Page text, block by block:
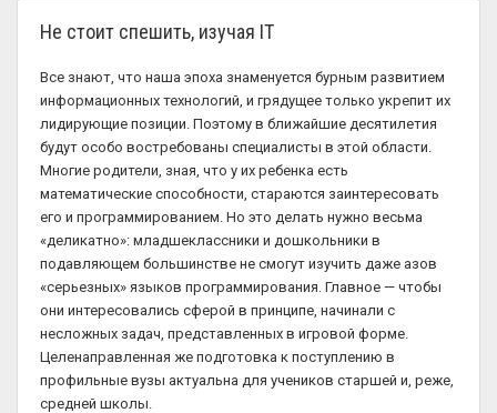
Не стоит спешить, изучая IT
Все знают, что наша эпоха знаменуется бурным развитием
информационных технологий, и грядущее только укрепит их
лидирующие позиции. Поэтому в ближайшие десятилетия
будут особо востребованы специалисты в этой области.
Многие родители, зная, что у их ребенка есть
математические способности, стараются заинтересовать
его и программированием. Но это делать нужно весьма
«деликатно»: младшеклассники и дошкольники в
подавляющем большинстве не смогут изучить даже азов
«серьезных» языков программирования. Главное — чтобы
они интересовались сферой в принципе, начинали с
несложных задач, представленных в игровой форме.
Целенаправленная же подготовка к поступлению в
профильные вузы актуальна для учеников старшей и, реже,
средней школы.